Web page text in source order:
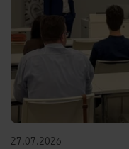
27.07.2026